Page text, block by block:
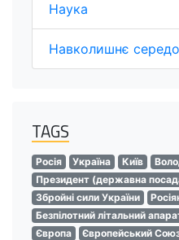
Наука
Навколишнє
TAGS
Росія Україна Київ
Президент (державна
Збройні сили України
Безпілотний літальний
Європа
Європейський